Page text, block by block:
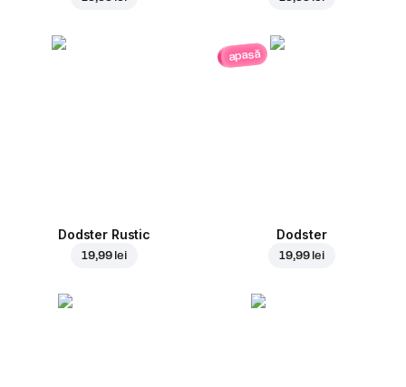
Dodster Rustic
19,99 lei
apasă
Dodster
19,99 lei